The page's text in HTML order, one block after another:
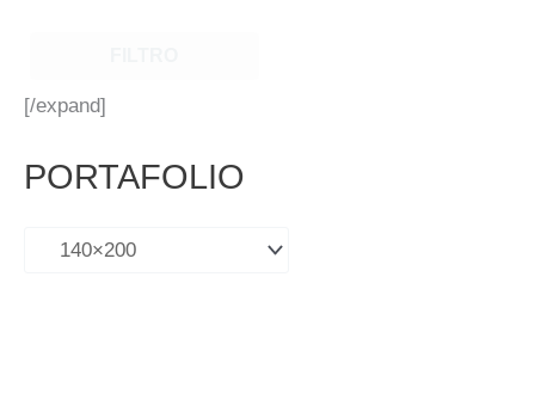
[/expand]
PORTAFOLIO